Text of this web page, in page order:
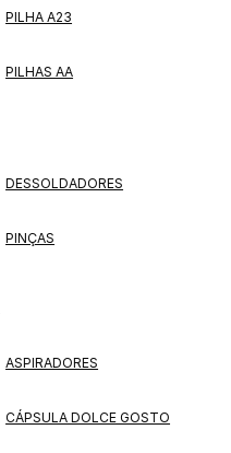
PILHA A23
PILHAS AA
DESSOLDADORES
PINÇAS
ASPIRADORES
CÁPSULA DOLCE GOSTO